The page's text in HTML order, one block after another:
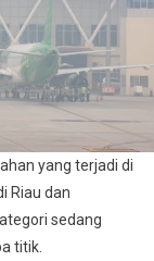
yang terjadi di
Riau dan
sedang
titik.